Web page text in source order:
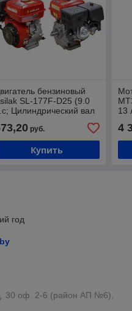
бензиновый
SL-177F-D25 (9.0
Цилиндрический вал
руб.
Купить
13
4
год
30 оф. 2-6 (район АП №6),